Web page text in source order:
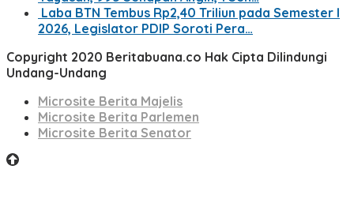
Laba BTN Tembus Rp2,40 Triliun pada Semester I
2026, Legislator PDIP Soroti Pera…
Copyright 2020 Beritabuana.co Hak Cipta Dilindungi
Undang-Undang
Microsite Berita Majelis
Microsite Berita Parlemen
Microsite Berita Senator